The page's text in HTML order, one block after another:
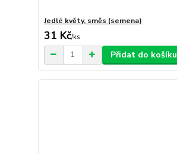
Jedlé květy, směs (semena)
31 Kč/ks
Přidat do košíku